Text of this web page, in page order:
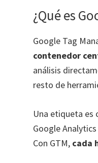
¿Qué es
Google Tag
contenedor
análisis
resto de
Una etiqueta es
Google
Con GTM, cada